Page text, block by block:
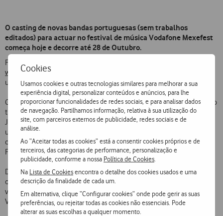
Cookies
Usamos cookies e outras tecnologias similares para melhorar a sua
experiência digital, personalizar conteúdos e anúncios, para lhe
proporcionar funcionalidades de redes sociais, e para analisar dados
de navegação. Partilhamos informação, relativa à sua utilização do
site, com parceiros externos de publicidade, redes sociais e de
análise.
Ao “Aceitar todas as cookies” está a consentir cookies próprios e de
terceiros, das categorias de performance, personalização e
publicidade, conforme a nossa Política de Cookies
Na Lista de Cookiesencontra o detalhe dos cookies usados e uma
descrição da finalidade de cada um.
Em alternativa, clique “Configurar cookies” onde pode gerir as suas
preferências, ou rejeitar todas as cookies não essenciais. Pode
alterar as suas escolhas a qualquer momento.
O casting de novas bandas portuguesas (sem trabalhos
editados) para actuar no festival de música Vodafone Mexefest
começa hoje e decorre até 28 de Outubro.
Para participar, as bandas terão de inscrever-se online em
www.vodafonemexefest.com
uma actuação ao vivo ou em sala de ensaio.
Com esta iniciativa, a Vodafone vai dar o palco a bandas que ainda não
tiveram a sua primeira oportunidade. Um comité, composto por
Joaquim Albergaria, Joaquim Quadros, Tó Trips e Luís Montez, fará
uma primeira selecção de 15 bandas com base na originalidade,
competência técnica de execução e alinhamento musical com o
Festival e a rádio Vodafone FM.
Destas 15 bandas, 10 serão escolhidas para uma votação pública
online emwww.facebook.com/vodafonemusica
votadas terão direito a actuar durante a tarde num dos palcos do
Vodafone Mexefest nos dias 7 e 8 de Dezembro.